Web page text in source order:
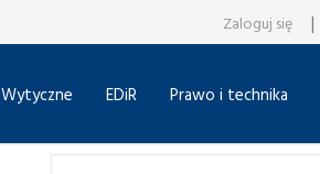
Zaloguj się |
Wytyczne EDiR Prawo i technika